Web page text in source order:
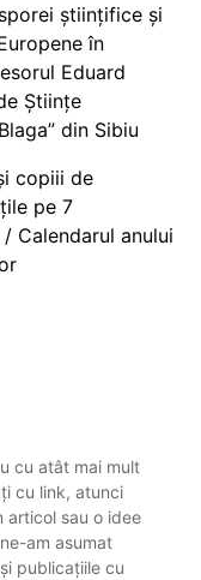
științifice și
în
Eduard
Științe
din Sibiu
copiii de
pe 7
Calendarul anului
cu atât mai mult
cu link, atunci
articol sau o idee
am asumat
publicațiile cu